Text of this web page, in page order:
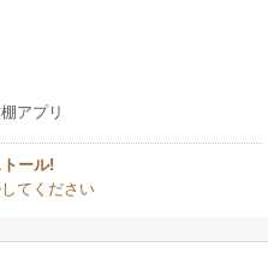
アプリ
ール!
てください